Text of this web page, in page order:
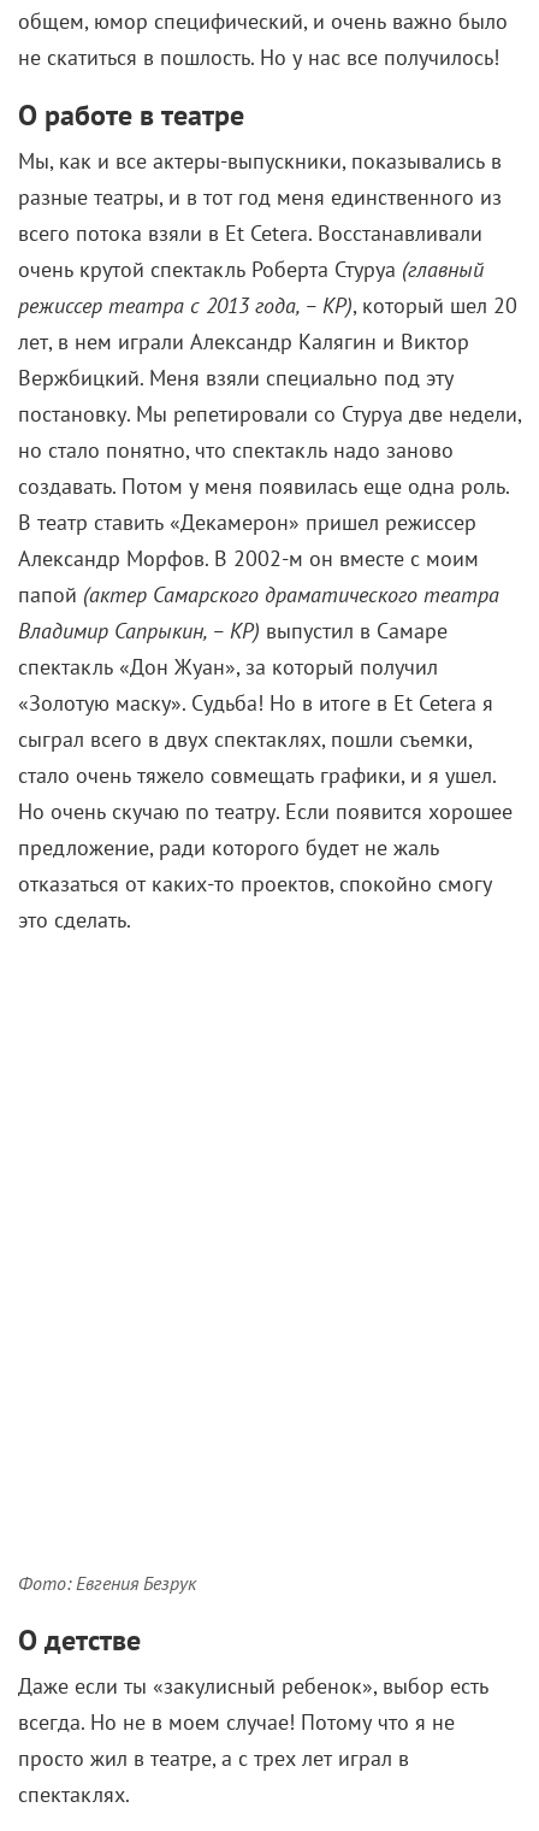
общем, юмор специфический, и очень важно было
не скатиться в пошлость. Но у нас все получилось!
О работе в театре
Мы, как и все актеры-выпускники, показывались в
разные театры, и в тот год меня единственного из
всего потока взяли в Et Cetera. Восстанавливали
очень крутой спектакль Роберта Стуруа (главный
режиссер театра с 2013 года, – КР), который шел 20
лет, в нем играли Александр Калягин и Виктор
Вержбицкий. Меня взяли специально под эту
постановку. Мы репетировали со Стуруа две недели,
но стало понятно, что спектакль надо заново
создавать. Потом у меня появилась еще одна роль.
В театр ставить «Декамерон» пришел режиссер
Александр Морфов. В 2002-м он вместе с моим
папой (актер Самарского драматического театра
Владимир Сапрыкин, – КР) выпустил в Самаре
спектакль «Дон Жуан», за который получил
«Золотую маску». Судьба! Но в итоге в Et Cetera я
сыграл всего в двух спектаклях, пошли съемки,
стало очень тяжело совмещать графики, и я ушел.
Но очень скучаю по театру. Если появится хорошее
предложение, ради которого будет не жаль
отказаться от каких-то проектов, спокойно смогу
это сделать.
Фото: Евгения Безрук
О детстве
Даже если ты «закулисный ребенок», выбор есть
всегда. Но не в моем случае! Потому что я не
просто жил в театре, а с трех лет играл в
спектаклях.